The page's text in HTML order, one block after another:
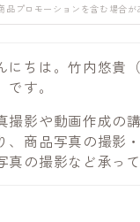
品プロモーションを含む場合が
にちは。竹内悠貴
です。
撮影や動画作成の
、商品写真の撮影
真の撮影など承っ